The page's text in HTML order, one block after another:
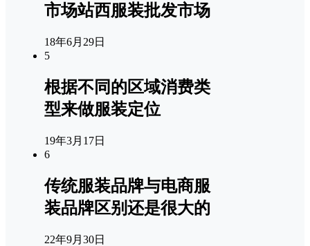
市场站西服装批发市场
18年6月29日
5
根据不同的区域消费类
型来做服装定位
19年3月17日
6
传统服装品牌与电商服
装品牌区别还是很大的
22年9月30日